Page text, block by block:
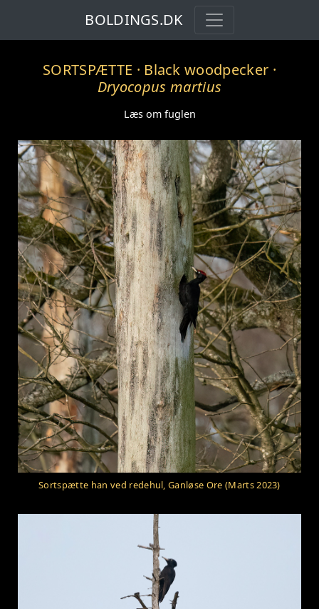
BOLDINGS.DK
SORTSPÆTTE · Black woodpecker ·
Dryocopus martius
Læs om fuglen
Sortspætte han ved redehul, Ganløse Ore (Marts 2023)